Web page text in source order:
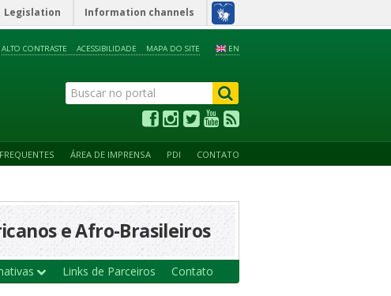
Legislation Information channels
EN
ALTO CONTRASTE ACESSIBILIDADE MAPA DO SITE
ÁREA DE IMPRENSA PDI CONTATO
e Afro-Brasileiros
Links de Parceiros Contato